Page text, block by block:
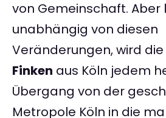
von Gemeinschaft. Aber
unabhängig von diesen
Veränderungen, wird die
Finken aus Köln jedem
Übergang von der
Metropole Köln in die